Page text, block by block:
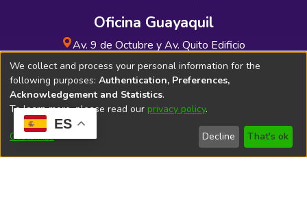
ES
Oficina Guayaquil
Av. 9 de Octubre y Av. Quito Edificio
INDUAUTO - Planta baja
Soporte Técnico Bibliolatino.com
We collect and process your personal information for the
following purposes: Authentication, Preferences,
Acknowledgement and Statistics.
To learn more, please read our privacy policy.
Customize Decline That's ok